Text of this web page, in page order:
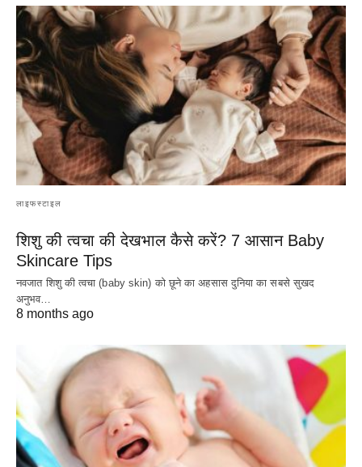
लाइफस्टाइल
शिशु की त्वचा की देखभाल कैसे करें? 7 आसान Baby
Skincare Tips
नवजात शिशु की त्वचा (baby skin) को छूने का अहसास दुनिया का सबसे सुखद
अनुभव…
8 months ago